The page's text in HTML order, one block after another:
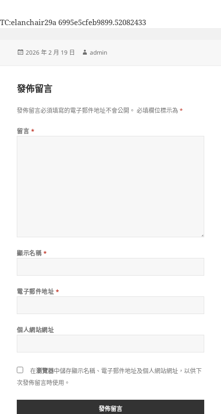
TC:elanchair29a 6995e5cfeb9899.52082433
發
2026 年 2 月 19 日
作
admin
發佈留言
發佈留言必須填寫的電子郵件地址不會公開。 必填欄位標示為*
留言 *
顯示名稱 *
電子郵件地址 *
個人網站網址
在瀏覽器中儲存顯示名稱、電子郵件地址及個人網站網址，以供下
次發佈留言時使用。